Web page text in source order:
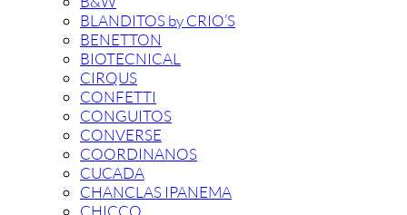
BLANDITOS by CRIO’S
BENETTON
BIOTECNICAL
CIRQUS
CONFETTI
CONGUITOS
CONVERSE
COORDINANOS
CUCADA
CHANCLAS IPANEMA
CHICCO